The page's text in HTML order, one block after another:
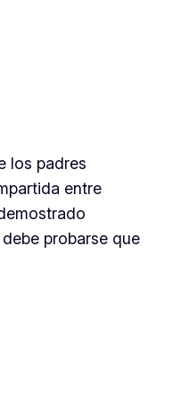
los padres
entre
probarse que